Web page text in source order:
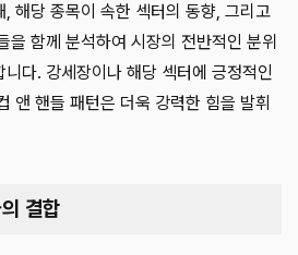
해당 종목이 속한 섹터의 동향, 그리고
을 함께 분석하여 시장의 전반적인 분위
다. 강세장이나 해당 섹터에 긍정적인
앤 핸들 패턴은 더욱 강력한 힘을 발휘
결합